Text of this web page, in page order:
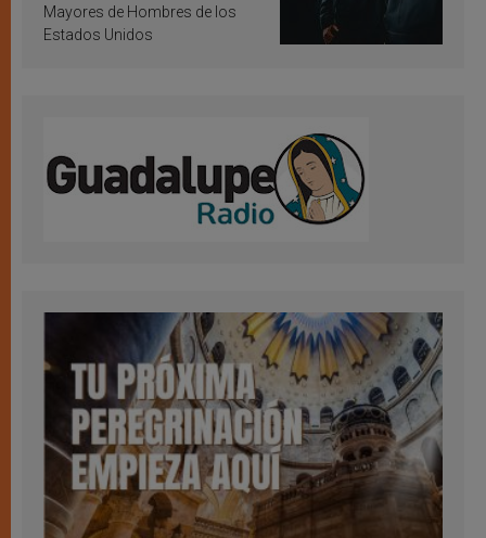
Mayores de Hombres de los
Estados Unidos